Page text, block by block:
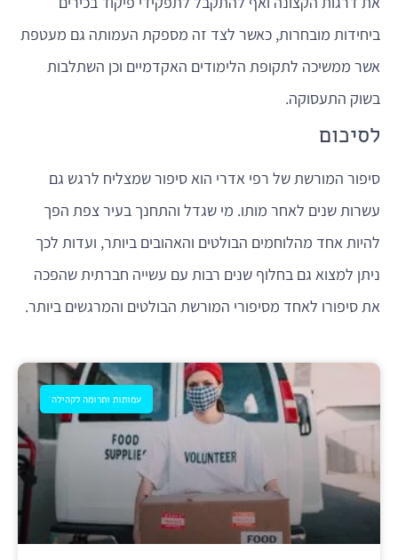
ביחידות מובחרות, כאשר לצד זה מספקת העמותה גם מעטפת
אשר ממשיכה לתקופת הלימודים האקדמיים וכן השתלבות
בשוק התעסוקה.
לסיכום
סיפור המורשת של רפי אדרי הוא סיפור שמצליח לרגש גם
עשרות שנים לאחר מותו. מי שגדל והתחנך בעיר צפת הפך
להיות אחד מהלוחמים הבולטים והאהובים ביותר, ועדות לכך
ניתן למצוא גם בחלוף שנים רבות עם עשייה חברתית שהפכה
את סיפורו לאחד מסיפורי המורשת הבולטים והמרגשים ביותר.
עמותות ותרומה לקהילה